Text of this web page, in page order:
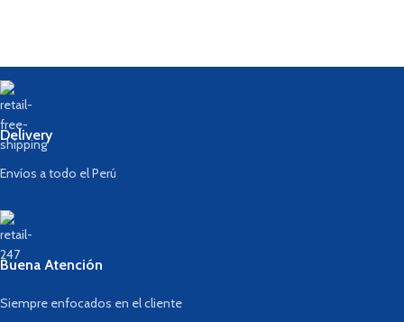
Delivery
Envíos a todo el Perú
Buena Atención
Siempre enfocados en el cliente